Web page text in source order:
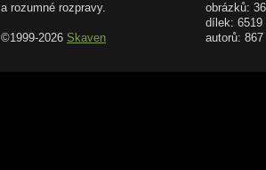
a rozumné rozpravy.
©1999-2026 Skaven
obrázků:
dílek: 6519
autorů: 867